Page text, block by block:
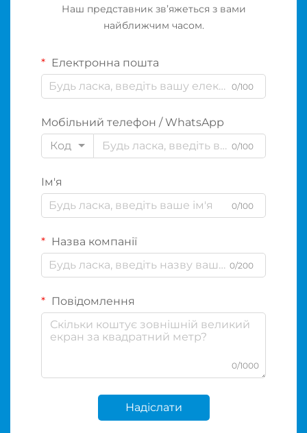
Наш представник зв’яжеться з вами
найближчим часом.
Електронна пошта
0/100
Мобільний телефон / WhatsApp
Код
0/100
Ім'я
0/100
Назва компанії
0/200
Повідомлення
0/1000
Надіслати